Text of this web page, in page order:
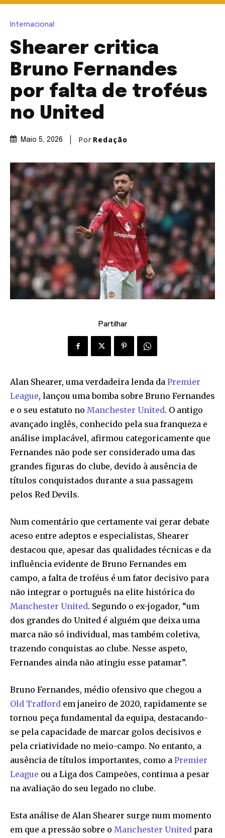
Internacional
Shearer critica
Bruno Fernandes
por falta de troféus
no United
Maio 5, 2026 Por Redação
Partilhar
Alan Shearer, uma verdadeira lenda da Premier
League, lançou uma bomba sobre Bruno Fernandes
e o seu estatuto no Manchester United. O antigo
avançado inglês, conhecido pela sua franqueza e
análise implacável, afirmou categoricamente que
Fernandes não pode ser considerado uma das
grandes figuras do clube, devido à ausência de
títulos conquistados durante a sua passagem
pelos Red Devils.
Num comentário que certamente vai gerar debate
aceso entre adeptos e especialistas, Shearer
destacou que, apesar das qualidades técnicas e da
influência evidente de Bruno Fernandes em
campo, a falta de troféus é um fator decisivo para
não integrar o português na elite histórica do
Manchester United. Segundo o ex-jogador, “um
dos grandes do United é alguém que deixa uma
marca não só individual, mas também coletiva,
trazendo conquistas ao clube. Nesse aspeto,
Fernandes ainda não atingiu esse patamar”.
Bruno Fernandes, médio ofensivo que chegou a
Old Trafford em janeiro de 2020, rapidamente se
tornou peça fundamental da equipa, destacando-
se pela capacidade de marcar golos decisivos e
pela criatividade no meio-campo. No entanto, a
ausência de títulos importantes, como a Premier
League ou a Liga dos Campeões, continua a pesar
na avaliação do seu legado no clube.
Esta análise de Alan Shearer surge num momento
em que a pressão sobre o Manchester United para